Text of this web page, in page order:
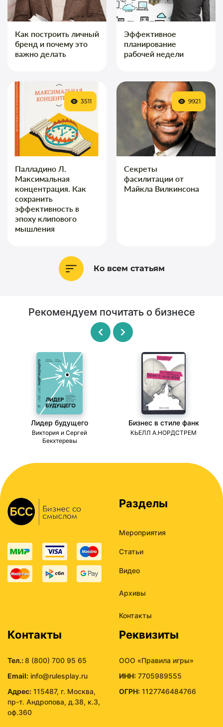
Как построить личный
бренд и почему это
важно делать
Эффективное
планирование
рабочей недели
Палладино Л.
Максимальная
концентрация. Как
сохранить
эффективность в
эпоху клипового
мышления
3511
Секреты
фасилитации от
Майкла Вилкинсона
9921
Ко всем статьям
Рекомендуем почитать о бизнесе
Лидер будущего
Виктория и Сергей
Бекхтеревы
Бизнес в стиле фанк
КЬЕЛЛ А.НОРДСТРЕМ
Разделы
Мероприятия
Статьи
Видео
Архивы
Контакты
Контакты
Тел.:8 (800) 700 95 65
Email: info@rulesplay.ru
Адрес: 115487, г. Москва,
пр-т. Андропова, д.38, к.3,
оф.360
Реквизиты
ООО «Правила игры»
ИНН: 7705989555
ОГРН: 1127746484766